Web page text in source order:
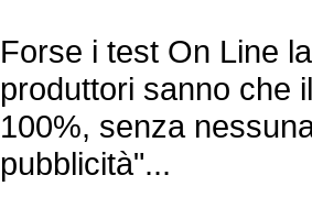
Forse i test On Line
produttori sanno che
100%, senza
pubblicità"...